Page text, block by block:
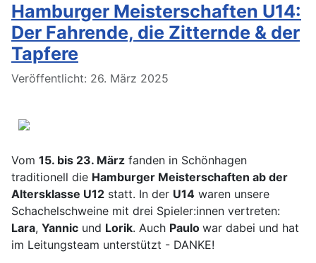
Hamburger Meisterschaften U14:
Der Fahrende, die Zitternde & der
Tapfere
Details
Veröffentlicht: 26. März 2025
Vom 15. bis 23. März fanden in Schönhagen
traditionell die Hamburger Meisterschaften ab der
Altersklasse U12 statt. In der U14 waren unsere
Schachelschweine mit drei Spieler:innen vertreten:
Lara, Yannic und Lorik. Auch Paulo war dabei und hat
im Leitungsteam unterstützt - DANKE!